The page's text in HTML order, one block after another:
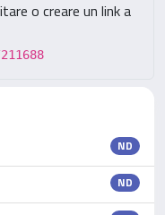
o creare un link a
ND
ND